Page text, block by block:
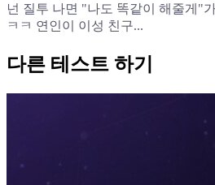
넌 질투 나면 "나도 똑같이 해줄게"
ㅋㅋ 연인이 이성 친구...
다른 테스트 하기